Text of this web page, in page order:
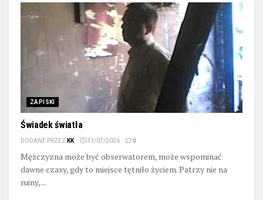
ZAPISKI
Świadek światła
DODANE PRZEZ KK 31/07/2026 0
Mężczyzna może być obserwatorem, może wspominać
dawne czasy, gdy to miejsce tętniło życiem. Patrzy nie na
ruiny,...